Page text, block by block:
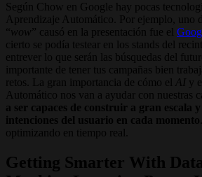
Según Chow en Google hay pocas
Aprendizaje Automático. Por ejemplo, uno
“ wow ” causó en la presentación fue el
cierto se podía testear en los stands del
entrever lo que serán las búsquedas del
importante de tener tus campañas bien
retos. La gran importancia de cómo el
AI y
Automático nos van a ayudar con nuestras
a ser capaces de construir a gran escala
intenciones del usuario en cada momento
optimizando en tiempo real.
Getting Smarter With